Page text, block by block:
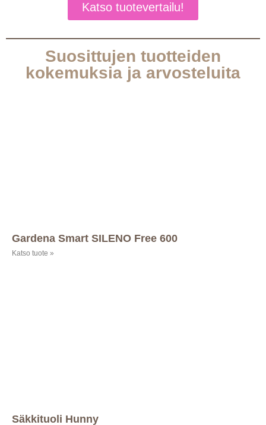
Katso tuotevertailu!
Suosittujen tuotteiden
kokemuksia ja arvosteluita
Gardena Smart SILENO Free 600
Katso tuote »
Säkkituoli Hunny